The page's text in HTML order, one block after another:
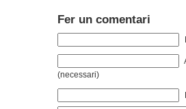
Fer un comentari
(necessari)